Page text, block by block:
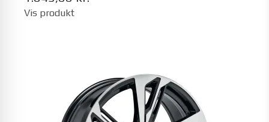
Vis produkt